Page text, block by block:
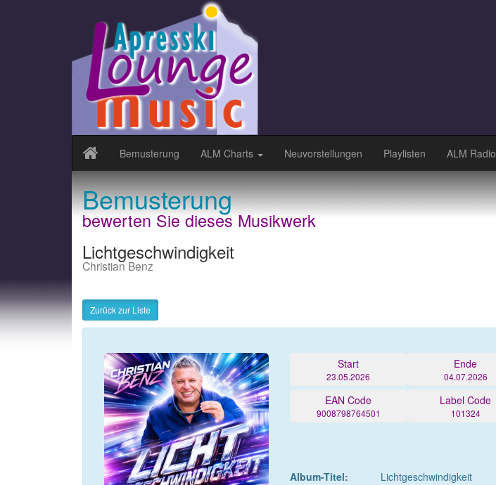
Bemusterung ALM Charts Neuvorstellungen Playlisten ALM Radio
Bemusterung
bewerten Sie dieses Musikwerk
Lichtgeschwindigkeit
Christian Benz
Zurück zur Liste
Start
23.05.2026
Ende
04.07.2026
EAN Code
9008798764501
Label Code
101324
Album-Titel:
Lichtgeschwindigkeit